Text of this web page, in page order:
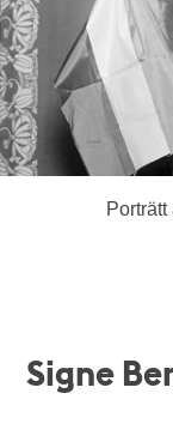
Signe